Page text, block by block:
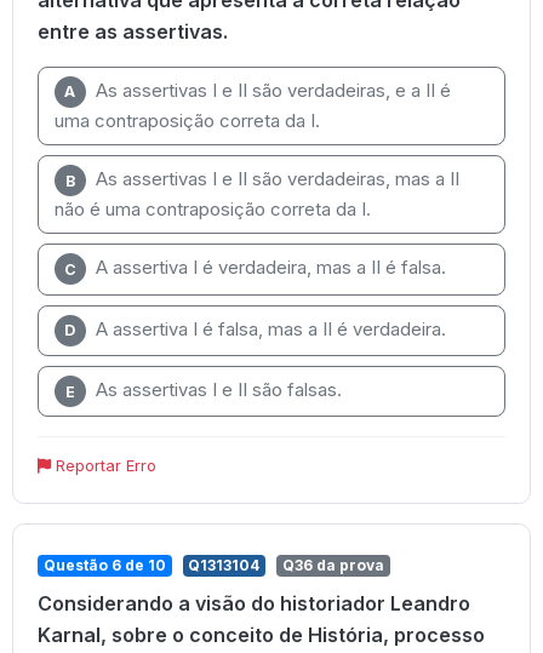
entre as assertivas.
A
As assertivas I e II são verdadeiras, e a II é
uma contraposição correta da I.
B
As assertivas I e II são verdadeiras, mas a II
não é uma contraposição correta da I.
C A assertiva I é verdadeira, mas a II é falsa.
D A assertiva I é falsa, mas a II é verdadeira.
E As assertivas I e II são falsas.
Reportar Erro
Questão 6 de 10 Q1313104 Q36 da prova
Considerando a visão do historiador Leandro
Karnal, sobre o conceito de História, processo